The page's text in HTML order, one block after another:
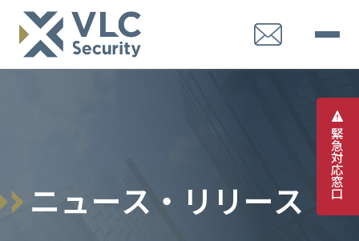
緊
急
対
応
窓
口
ニュース ・ リ リ ース